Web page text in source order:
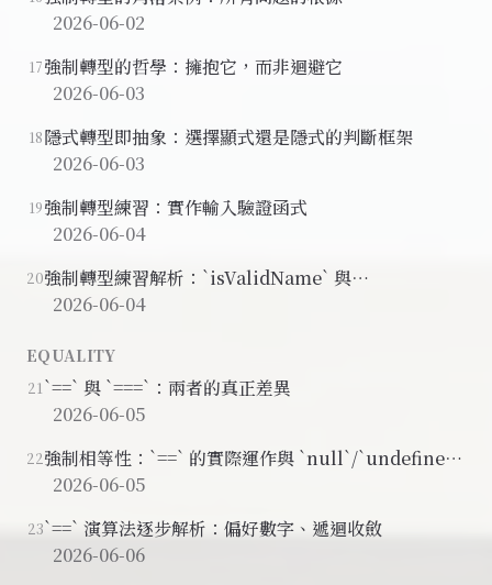
2026-06-02
17強制轉型的哲學：擁抱它，而非迴避它
2026-06-03
18隱式轉型即抽象：選擇顯式還是隱式的判斷框架
2026-06-03
19強制轉型練習：實作輸入驗證函式
2026-06-04
20強制轉型練習解析：`isValidName` 與
`hoursAttended`
2026-06-04
EQUALITY
21 `==` 與 `===`：兩者的真正差異
2026-06-05
22強制相等性：`==` 的實際運作與 `null`/`undefined`
的特殊關係
2026-06-05
23`==` 演算法逐步解析：偏好數字、遞迴收斂
2026-06-06